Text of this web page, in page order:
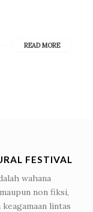
READ MORE
FESTIVAL
wahana
non fiksi,
lintas